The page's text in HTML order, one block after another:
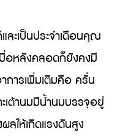
ะเป็นประจำเดือนคุณ
มื่อหลังคลอดก็ยังคงมี
การเพิ่มเติมคือ ครั่น
เต้านมมีน้ำนมบรรจุอยู่
ลให้เกิดแรงดันสูง